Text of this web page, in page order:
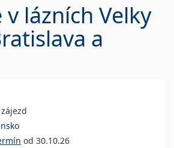
v lázních Velky
a
od 30.10.26